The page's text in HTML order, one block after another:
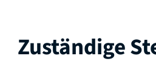
Zuständige